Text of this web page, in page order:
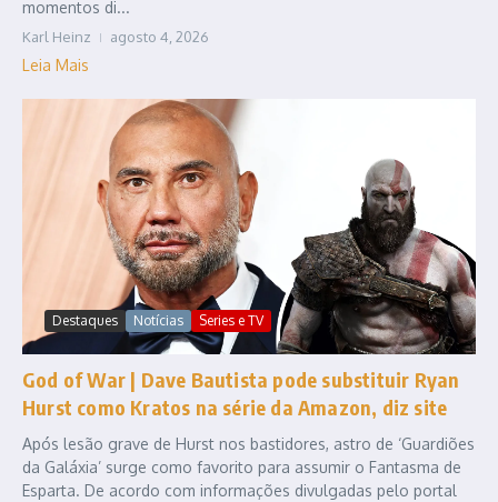
momentos di...
Karl Heinz agosto 4, 2026
Leia Mais
Destaques Notícias Series e TV
God of War | Dave Bautista pode substituir Ryan
Hurst como Kratos na série da Amazon, diz site
Após lesão grave de Hurst nos bastidores, astro de ‘Guardiões
da Galáxia’ surge como favorito para assumir o Fantasma de
Esparta. De acordo com informações divulgadas pelo portal